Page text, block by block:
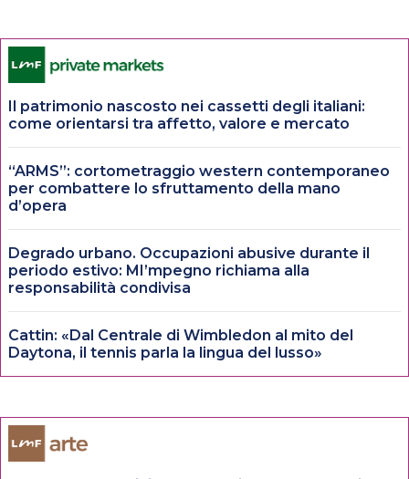
Il patrimonio nascosto nei cassetti degli italiani:
come orientarsi tra affetto, valore e mercato
“ARMS”: cortometraggio western contemporaneo
per combattere lo sfruttamento della mano
d’opera
Degrado urbano. Occupazioni abusive durante il
periodo estivo: MI’mpegno richiama alla
responsabilità condivisa
Cattin: «Dal Centrale di Wimbledon al mito del
Daytona, il tennis parla la lingua del lusso»